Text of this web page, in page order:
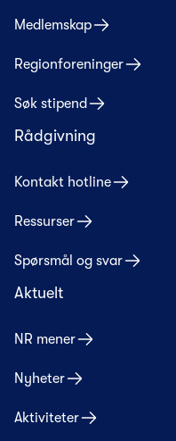
Medlemskap
Regionforeninger
Søk stipend
Rådgivning
Kontakt hotline
Ressurser
Spørsmål og svar
Aktuelt
NR mener
Nyheter
Aktiviteter